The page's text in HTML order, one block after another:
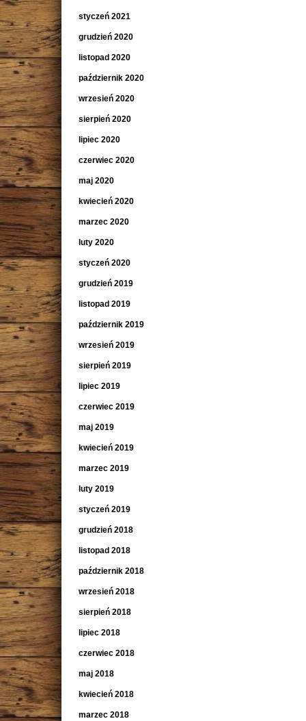
styczeń 2021
grudzień 2020
listopad 2020
październik 2020
wrzesień 2020
sierpień 2020
lipiec 2020
czerwiec 2020
maj 2020
kwiecień 2020
marzec 2020
luty 2020
styczeń 2020
grudzień 2019
listopad 2019
październik 2019
wrzesień 2019
sierpień 2019
lipiec 2019
czerwiec 2019
maj 2019
kwiecień 2019
marzec 2019
luty 2019
styczeń 2019
grudzień 2018
listopad 2018
październik 2018
wrzesień 2018
sierpień 2018
lipiec 2018
czerwiec 2018
maj 2018
kwiecień 2018
marzec 2018